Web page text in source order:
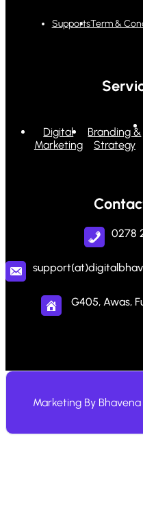
SupportsTerm &
Digital
Marketing
Branding &
Strategy
0278
G405, Awas,
Marketing By Bhavena